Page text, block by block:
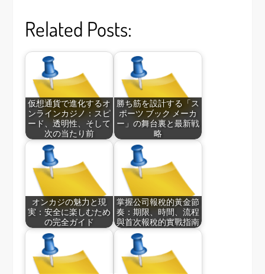
Related Posts:
仮想通貨で進化するオ
ンラインカジノ：スピ
ード、透明性、そして
次の当たり前
勝ち筋を設計する「ス
ポーツ ブック メーカ
ー」の舞台裏と最新戦
略
オンカジの魅力と現
実：安全に楽しむため
の完全ガイド
掌握公司報稅的黃金節
奏：期限、時間、流程
與首次報稅的實戰指南